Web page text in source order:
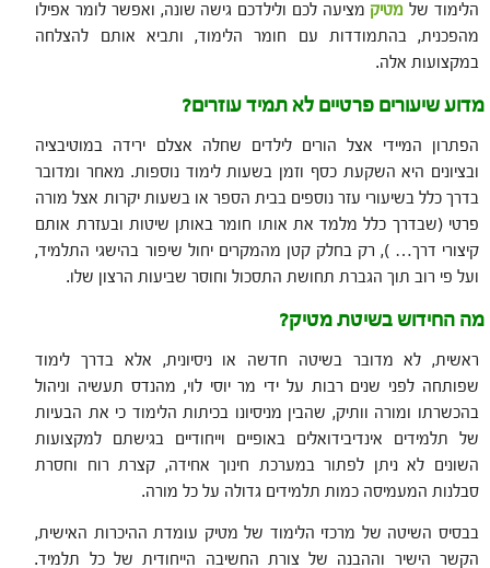
הלימוד של מטיקמציעה לכם ולילדכם גישה שונה, ואפשר לומר אפילו
מהפכנית, בהתמודדות עם חומר הלימוד, ותביא אותם להצלחה
במקצועות אלה.
מדוע שיעורים פרטיים לא תמיד עוזרים?
הפתרון המיידי אצל הורים לילדים שחלה אצלם ירידה במוטיבציה
ובציונים היא השקעת כסף וזמן בשעות לימוד נוספות. מאחר ומדובר
בדרך כלל בשיעורי עזר נוספים בבית הספר או בשעות יקרות אצל מורה
פרטי (שבדרך כלל מלמד את אותו חומר באותן שיטות ובעזרת אותם
קיצורי דרך… ), רק בחלק קטן מהמקרים יחול שיפור בהישגי התלמיד,
ועל פי רוב תוך הגברת תחושת התסכול וחוסר שביעות הרצון שלו.
מה החידוש בשיטת מטיק?
ראשית, לא מדובר בשיטה חדשה או ניסיונית, אלא בדרך לימוד
שפותחה לפני שנים רבות על ידי מר יוסי לוי, מהנדס תעשיה וניהול
בהכשרתו ומורה וותיק, שהבין מניסיונו בכיתות הלימוד כי את הבעיות
של תלמידים אינדיבידואלים באופיים וייחודיים בגישתם למקצועות
השונים לא ניתן לפתור במערכת חינוך אחידה, קצרת רוח וחסרת
סבלנות המעמיסה כמות תלמידים גדולה על כל מורה.
בבסיס השיטה של מרכזי הלימוד של מטיק עומדת ההיכרות האישית,
הקשר הישיר וההבנה של צורת החשיבה הייחודית של כל תלמיד.